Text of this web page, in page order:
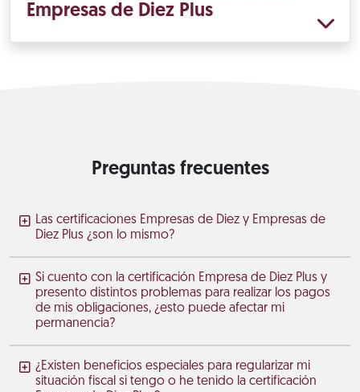
Empresas de Diez Plus
Preguntas frecuentes
Las certificaciones Empresas de Diez y Empresas de
Diez Plus ¿son lo mismo?
Si cuento con la certificación Empresa de Diez Plus y
presento distintos problemas para realizar los pagos
de mis obligaciones, ¿esto puede afectar mi
permanencia?
¿Existen beneficios especiales para regularizar mi
situación fiscal si tengo o he tenido la certificación